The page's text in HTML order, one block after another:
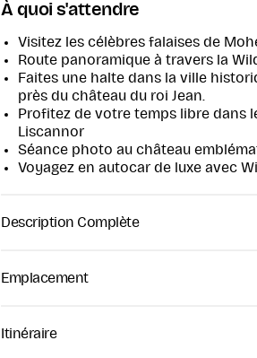
À quoi s'attendre
Visitez les célèbres falaises de
Route panoramique à travers la
Faites une halte dans la ville
près du château du roi Jean.
Profitez de votre temps libre dans
Liscannor
Séance photo au château
Voyagez en autocar de luxe avec
Description Complète
Découvrez la beauté spectaculaire
d'Irlande en une seule journée, cette
Emplacement
Itinéraire